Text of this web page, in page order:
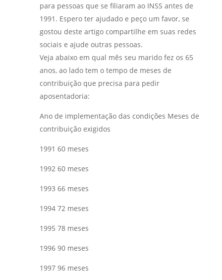
para pessoas que se filiaram ao INSS antes de
1991. Espero ter ajudado e peço um favor, se
gostou deste artigo compartilhe em suas redes
sociais e ajude outras pessoas.
Veja abaixo em qual mês seu marido fez os 65
anos, ao lado tem o tempo de meses de
contribuição que precisa para pedir
aposentadoria:
Ano de implementação das condições Meses de
contribuição exigidos
1991 60 meses
1992 60 meses
1993 66 meses
1994 72 meses
1995 78 meses
1996 90 meses
1997 96 meses